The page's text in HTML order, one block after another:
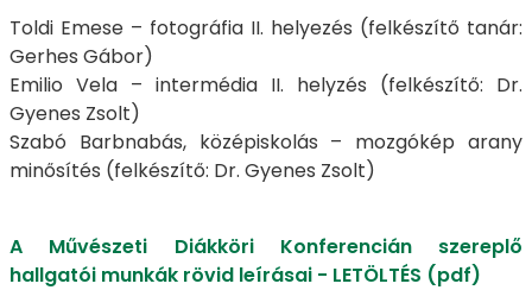
Toldi Emese – fotográfia II. helyezés (felkészítő tanár:
Gerhes Gábor)
Emilio Vela – intermédia II. helyzés (felkészítő: Dr.
Gyenes Zsolt)
Szabó Barbnabás, középiskolás – mozgókép arany
minősítés (felkészítő: Dr. Gyenes Zsolt)
A Művészeti Diákköri Konferencián szereplő
hallgatói munkák rövid leírásai - LETÖLTÉS (pdf)